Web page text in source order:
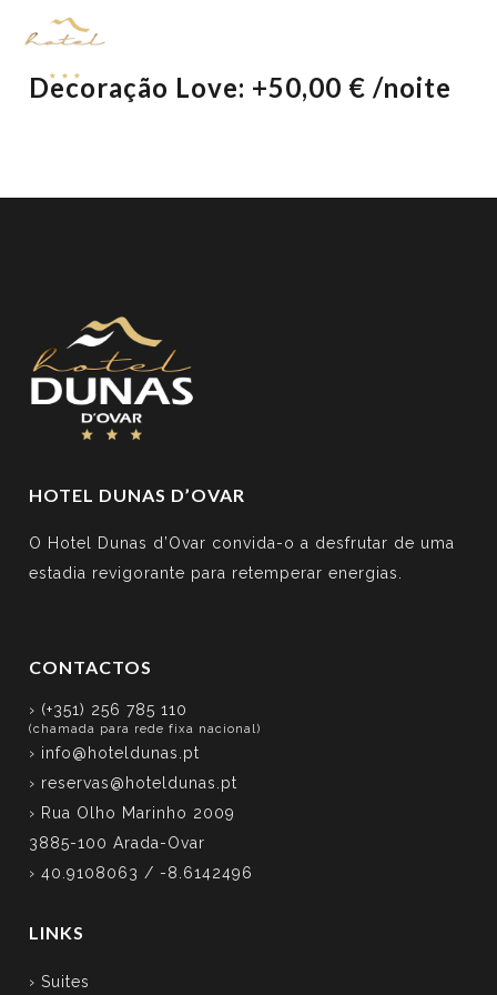
Decoração Love: +50,00 € /noite
HOTEL DUNAS D’OVAR
O Hotel Dunas d’Ovar convida-o a desfrutar de uma
estadia revigorante para retemperar energias.
CONTACTOS
› (+351) 256 785 110
(chamada para rede fixa nacional)
› info@hoteldunas.pt
› reservas@hoteldunas.pt
› Rua Olho Marinho 2009
3885-100 Arada-Ovar
› 40.9108063 / -8.6142496
LINKS
› Suites